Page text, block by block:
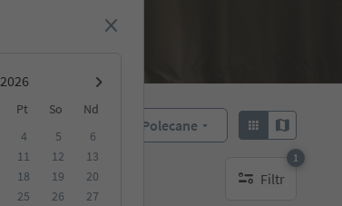
Pt So
Nd
4 5
6
11 12
13
18 19
20
25 26
27
Polecane
Filtr
1
1 aktywny filtr